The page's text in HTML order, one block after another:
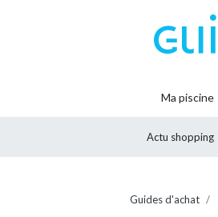
Ma piscine
Actu shopping
Guides d'achat